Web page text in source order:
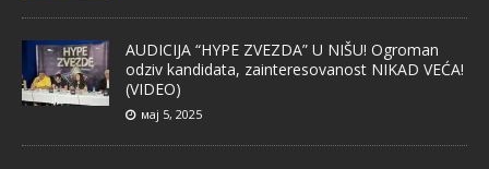
AUDICIJA “HYPE ZVEZDA” U NIŠU! Ogroman
odziv kandidata, zainteresovanost NIKAD VEĆA!
(VIDEO)
мај 5, 2025